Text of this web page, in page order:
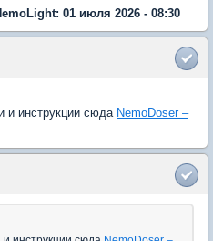
01 июля 2026 - 08:30
и инструкции сюда NemoDoser –